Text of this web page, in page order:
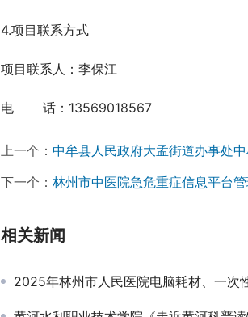
4.项目联系方式
项目联系人：李保江
电　    话：13569018567
上一个： 中牟县人民政府大孟街道办事处
下一个： 林州市中医院急危重症信息平台
相关新闻
2025年林州市人民医院电脑耗材、一次性洁具采购项目